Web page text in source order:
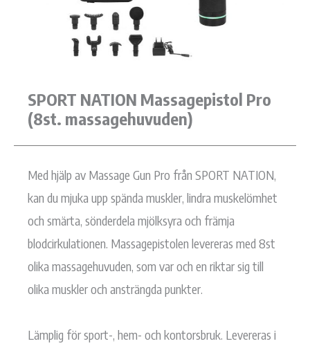
SPORT NATION Massagepistol Pro
(8st. massagehuvuden)
Med hjälp av Massage Gun Pro från SPORT NATION,
kan du mjuka upp spända muskler, lindra muskelömhet
och smärta, sönderdela mjölksyra och främja
blodcirkulationen. Massagepistolen levereras med 8st
olika massagehuvuden, som var och en riktar sig till
olika muskler och ansträngda punkter.
Lämplig för sport-, hem- och kontorsbruk. Levereras i